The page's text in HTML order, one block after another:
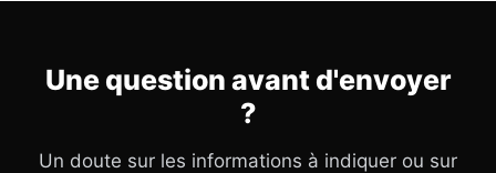
Une question avant d'envoyer
?
Un doute sur les informations à indiquer ou sur